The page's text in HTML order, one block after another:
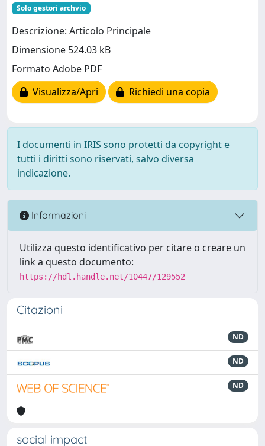
Solo gestori archvio
Descrizione: Articolo Principale
Dimensione 524.03 kB
Formato Adobe PDF
Visualizza/Apri
Richiedi una copia
I documenti in IRIS sono protetti da copyright e
tutti i diritti sono riservati, salvo diversa
indicazione.
Informazioni
Utilizza questo identificativo per citare o creare un
link a questo documento:
https://hdl.handle.net/10447/129552
Citazioni
ND
ND
ND
social impact